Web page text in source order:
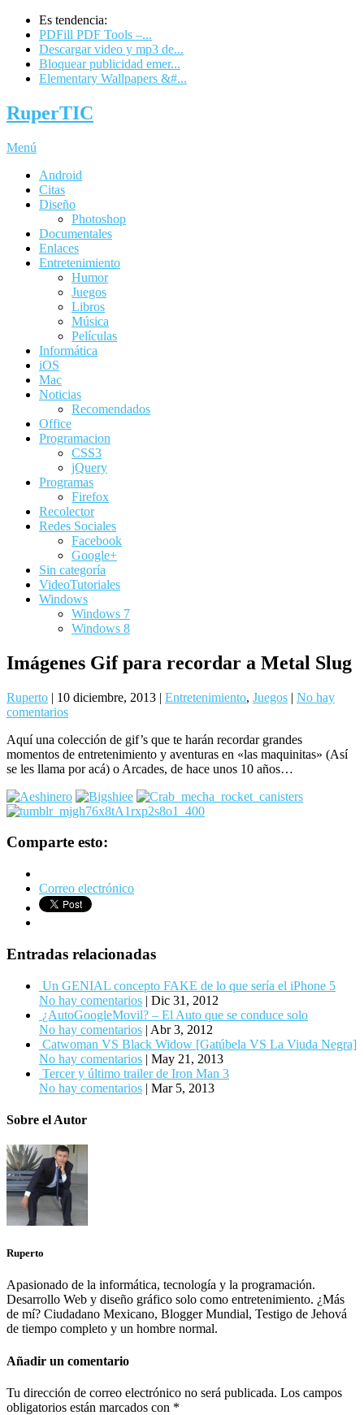
Es tendencia:
PDFill PDF Tools –...
Descargar video y mp3 de...
Bloquear publicidad emer...
Elementary Wallpapers &#...
RuperTIC
Menú
Android
Citas
Diseño
Photoshop
Documentales
Enlaces
Entretenimiento
Humor
Juegos
Libros
Música
Películas
Informática
iOS
Mac
Noticias
Recomendados
Office
Programacion
CSS3
jQuery
Programas
Firefox
Recolector
Redes Sociales
Facebook
Google+
Sin categoría
VideoTutoriales
Windows
Windows 7
Windows 8
Imágenes Gif para recordar a Metal Slug
Ruperto | 10 diciembre, 2013 | Entretenimiento, Juegos | No hay
comentarios
Aquí una colección de gif’s que te harán recordar grandes
momentos de entretenimiento y aventuras en «las maquinitas» (Así
se les llama por acá) o Arcades, de hace unos 10 años…
Comparte esto:
Correo electrónico
Entradas relacionadas
Un GENIAL concepto FAKE de lo que sería el iPhone 5
No hay comentarios | Dic 31, 2012
¿AutoGoogleMovil? – El Auto que se conduce solo
No hay comentarios | Abr 3, 2012
Catwoman VS Black Widow [Gatúbela VS La Viuda Negra]
No hay comentarios | May 21, 2013
Tercer y último trailer de Iron Man 3
No hay comentarios | Mar 5, 2013
Sobre el Autor
Ruperto
Apasionado de la informática, tecnología y la programación.
Desarrollo Web y diseño gráfico solo como entretenimiento. ¿Más
de mí? Ciudadano Mexicano, Blogger Mundial, Testigo de Jehová
de tiempo completo y un hombre normal.
Añadir un comentario
Tu dirección de correo electrónico no será publicada. Los campos
obligatorios están marcados con *